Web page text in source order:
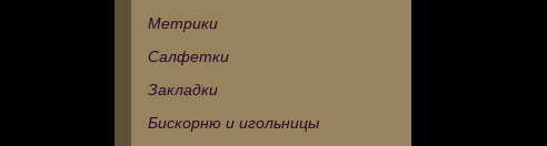
Метрики
Салфетки
Закладки
Бискорню и игольницы